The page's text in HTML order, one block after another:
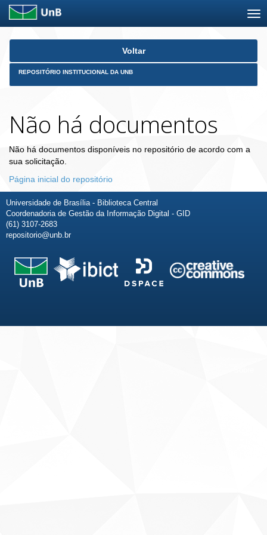
Skip
Voltar
REPOSITÓRIO INSTITUCIONAL DA UNB
Não há documentos
Não há documentos disponíveis no repositório de acordo com a
sua solicitação.
Página inicial do repositório
Universidade de Brasília - Biblioteca Central
Coordenadoria de Gestão da Informação Digital - GID
(61) 3107-2683
repositorio@unb.br